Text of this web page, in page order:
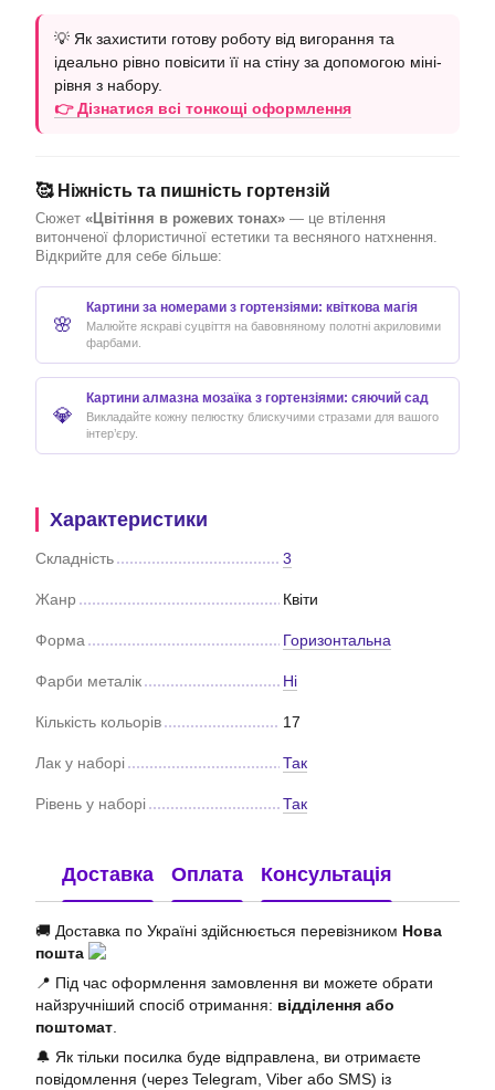
💡 Як захистити готову роботу від вигорання та
ідеально рівно повісити її на стіну за допомогою міні-
рівня з набору.
👉 Дізнатися всі тонкощі оформлення
🥰 Ніжність та пишність гортензій
Сюжет «Цвітіння в рожевих тонах» — це втілення
витонченої флористичної естетики та весняного натхнення.
Відкрийте для себе більше:
🌸
Картини за номерами з гортензіями: квіткова магія
Малюйте яскраві суцвіття на бавовняному полотні акриловими
фарбами.
💎
Картини алмазна мозаїка з гортензіями: сяючий сад
Викладайте кожну пелюстку блискучими стразами для вашого
інтер’єру.
Характеристики
Складність 3
Жанр Квіти
Форма Горизонтальна
Фарби металік Ні
Кількість кольорів 17
Лак у наборі Так
Рівень у наборі Так
Доставка Оплата Консультація
🚚 Доставка по Україні здійснюється перевізником Нова
пошта
📍 Під час оформлення замовлення ви можете обрати
найзручніший спосіб отримання: відділення або
поштомат
🔔 Як тільки посилка буде відправлена, ви отримаєте
повідомлення (через Telegram, Viber або SMS) із